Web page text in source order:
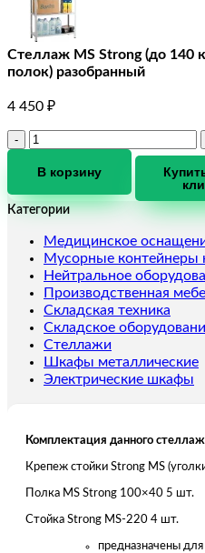
Стеллаж MS Strong (до 140
полок) разобранный
4 450 ₽
Количество
Стеллаж
Strong
140
кг/
полку)
220х100х40/5
(5
полок)
разобранный
В корзину
Категории
Медицинское
Мусорные контейнеры
Нейтральное
Производственная
Складская техника
Складское
Стеллажи
Шкафы металлические
Электрические шкафы
Комплектация данного
Крепеж стойки Strong MS
Полка MS Strong 100×40 5 шт.
Стойка Strong MS-220 4 шт.
предназначены